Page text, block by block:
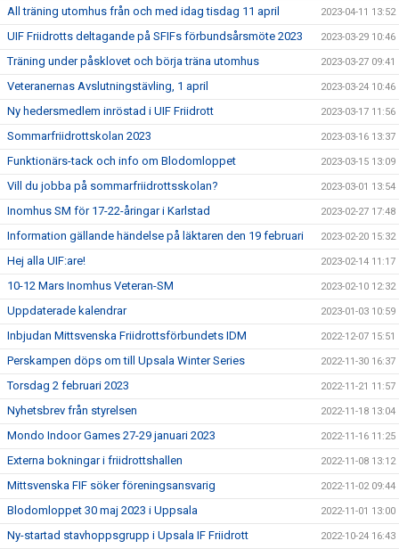
All träning utomhus från och med idag tisdag 11 april 2023-04-11 13:52
UIF Friidrotts deltagande på SFIFs förbundsårsmöte 2023 2023-03-29 10:46
Träning under påsklovet och börja träna utomhus 2023-03-27 09:41
Veteranernas Avslutningstävling, 1 april 2023-03-24 10:46
Ny hedersmedlem inröstad i UIF Friidrott 2023-03-17 11:56
Sommarfriidrottskolan 2023 2023-03-16 13:37
Funktionärs-tack och info om Blodomloppet 2023-03-15 13:09
Vill du jobba på sommarfriidrottsskolan? 2023-03-01 13:54
Inomhus SM för 17-22-åringar i Karlstad 2023-02-27 17:48
Information gällande händelse på läktaren den 19 februari 2023-02-20 15:32
Hej alla UIF:are! 2023-02-14 11:17
10-12 Mars Inomhus Veteran-SM 2023-02-10 12:32
Uppdaterade kalendrar 2023-01-03 10:59
Inbjudan Mittsvenska Friidrottsförbundets IDM 2022-12-07 15:51
Perskampen döps om till Upsala Winter Series 2022-11-30 16:37
Torsdag 2 februari 2023 2022-11-21 11:57
Nyhetsbrev från styrelsen 2022-11-18 13:04
Mondo Indoor Games 27-29 januari 2023 2022-11-16 11:25
Externa bokningar i friidrottshallen 2022-11-08 13:12
Mittsvenska FIF söker föreningsansvarig 2022-11-02 09:44
Blodomloppet 30 maj 2023 i Uppsala 2022-11-01 13:00
Ny-startad stavhoppsgrupp i Upsala IF Friidrott 2022-10-24 16:43